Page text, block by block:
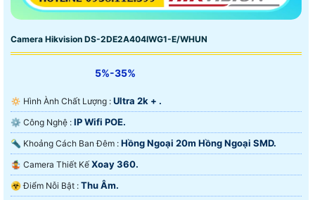
Camera Hikvision DS-2DE2A404IWG1-E/WHUN
5%-35%
🔅 Hình Ành Chất Lượng : Ultra 2k + .
⚙ Công Nghệ : IP Wifi POE.
🔦 Khoảng Cách Ban Đêm : Hồng Ngoại 20m Hồng Ngoại SMD.
🤹 Camera Thiết Kế Xoay 360.
️☣️ Điểm Nỗi Bật : Thu Âm.